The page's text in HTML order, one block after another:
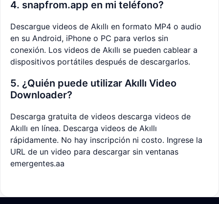
4. snapfrom.app en mi teléfono?
Descargue videos de Akıllı en formato MP4 o audio
en su Android, iPhone o PC para verlos sin
conexión. Los videos de Akıllı se pueden cablear a
dispositivos portátiles después de descargarlos.
5. ¿Quién puede utilizar Akıllı Video
Downloader?
Descarga gratuita de videos descarga videos de
Akıllı en línea. Descarga videos de Akıllı
rápidamente. No hay inscripción ni costo. Ingrese la
URL de un video para descargar sin ventanas
emergentes.aa